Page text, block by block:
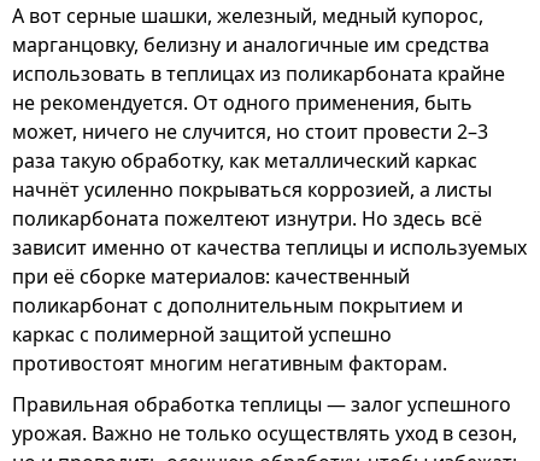
А вот серные шашки, железный, медный купорос,
марганцовку, белизну и аналогичные им средства
использовать в теплицах из поликарбоната крайне
не рекомендуется. От одного применения, быть
может, ничего не случится, но стоит провести 2–3
раза такую обработку, как металлический каркас
начнёт усиленно покрываться коррозией, а листы
поликарбоната пожелтеют изнутри. Но здесь всё
зависит именно от качества теплицы и используемых
при её сборке материалов: качественный
поликарбонат с дополнительным покрытием и
каркас с полимерной защитой успешно
противостоят многим негативным факторам.
Правильная обработка теплицы — залог успешного
урожая. Важно не только осуществлять уход в сезон,